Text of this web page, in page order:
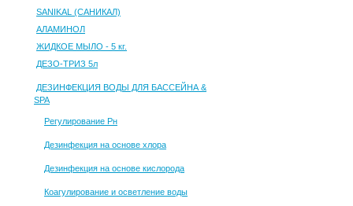
SANIKAL (САНИКАЛ)
АЛАМИНОЛ
ЖИДКОЕ МЫЛО - 5 кг.
ДЕЗО-ТРИЗ 5л
ДЕЗИНФЕКЦИЯ ВОДЫ ДЛЯ БАССЕЙНА &
SPA
Регулирование Рн
Дезинфекция на основе хлора
Дезинфекция на основе кислорода
Коагулирование и осветление воды